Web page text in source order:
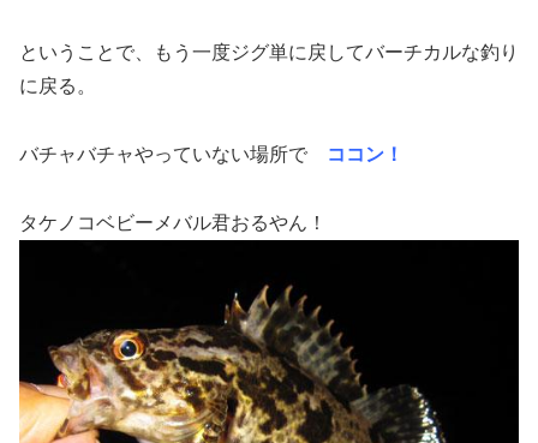
ということで、もう一度ジグ単に戻してバーチカルな釣り
に戻る。
バチャバチャやっていない場所で ココン！
タケノコベビーメバル君おるやん！